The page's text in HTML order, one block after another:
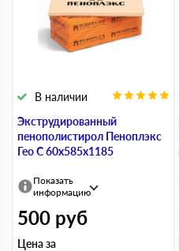
Экструдированный
пенополистирол Пеноплэкс
Гео С 60х585х1185
В наличии
Показать
информацию
500 руб
Цена за